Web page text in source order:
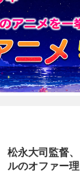
松永大司監督
ルのオファー